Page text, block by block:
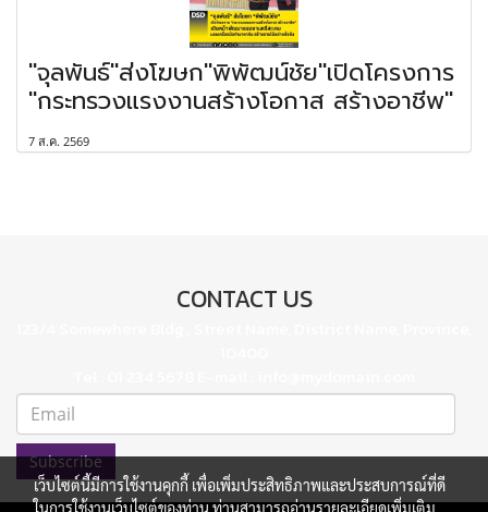
"จุลพันธ์"ส่งโฆษก"พิพัฒน์ชัย"เปิดโครงการ
"กระทรวงแรงงานสร้างโอกาส สร้างอาชีพ"
7 ส.ค. 2569
CONTACT US
Subscribe
เว็บไซต์นี้มีการใช้งานคุกกี้ เพื่อเพิ่มประสิทธิภาพและประสบการณ์ที่ดี
ในการใช้งานเว็บไซต์ของท่าน ท่านสามารถอ่านรายละเอียดเพิ่มเติม